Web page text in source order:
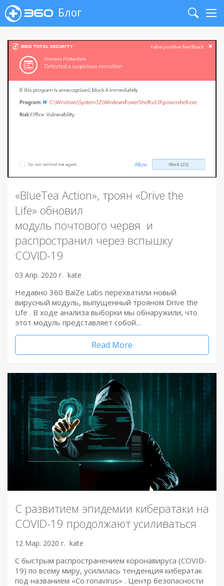
Блог
Search
«BlueTea Action», троян «Drive the
Life» обновил
модуль почтового червя и
распространил через вспышку
COVID-19
03 Апр. 2020 г. kate
Недавно 360 BaiZe Labs перехватили новый
вирусный модуль, выпущенный трояном Drive the
Life . В ходе анализа выборки мы обнаружили, что
этот модуль представляет собой…
Read More
С развитием эпидемии кибератаки на
COVID-19 продолжают усиливаться
12 Мар. 2020 г. kate
С быстрым распространением коронавируса (COVID-
19) по всему миру, усилилась тенденция кибератак
под названием «Co ronavirus» . Центр безопасности